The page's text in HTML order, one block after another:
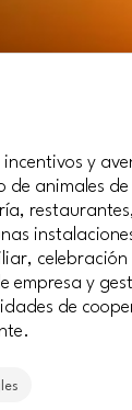
y
de animales
empresa y
de